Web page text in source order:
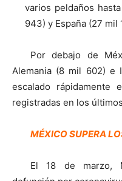
varios peldaños
943) y España (27 mil
Por debajo de
Alemania (8 mil 602) e
escalado rápidamente
registradas en los
MÉXICO SUPERA
El 18 de marzo,